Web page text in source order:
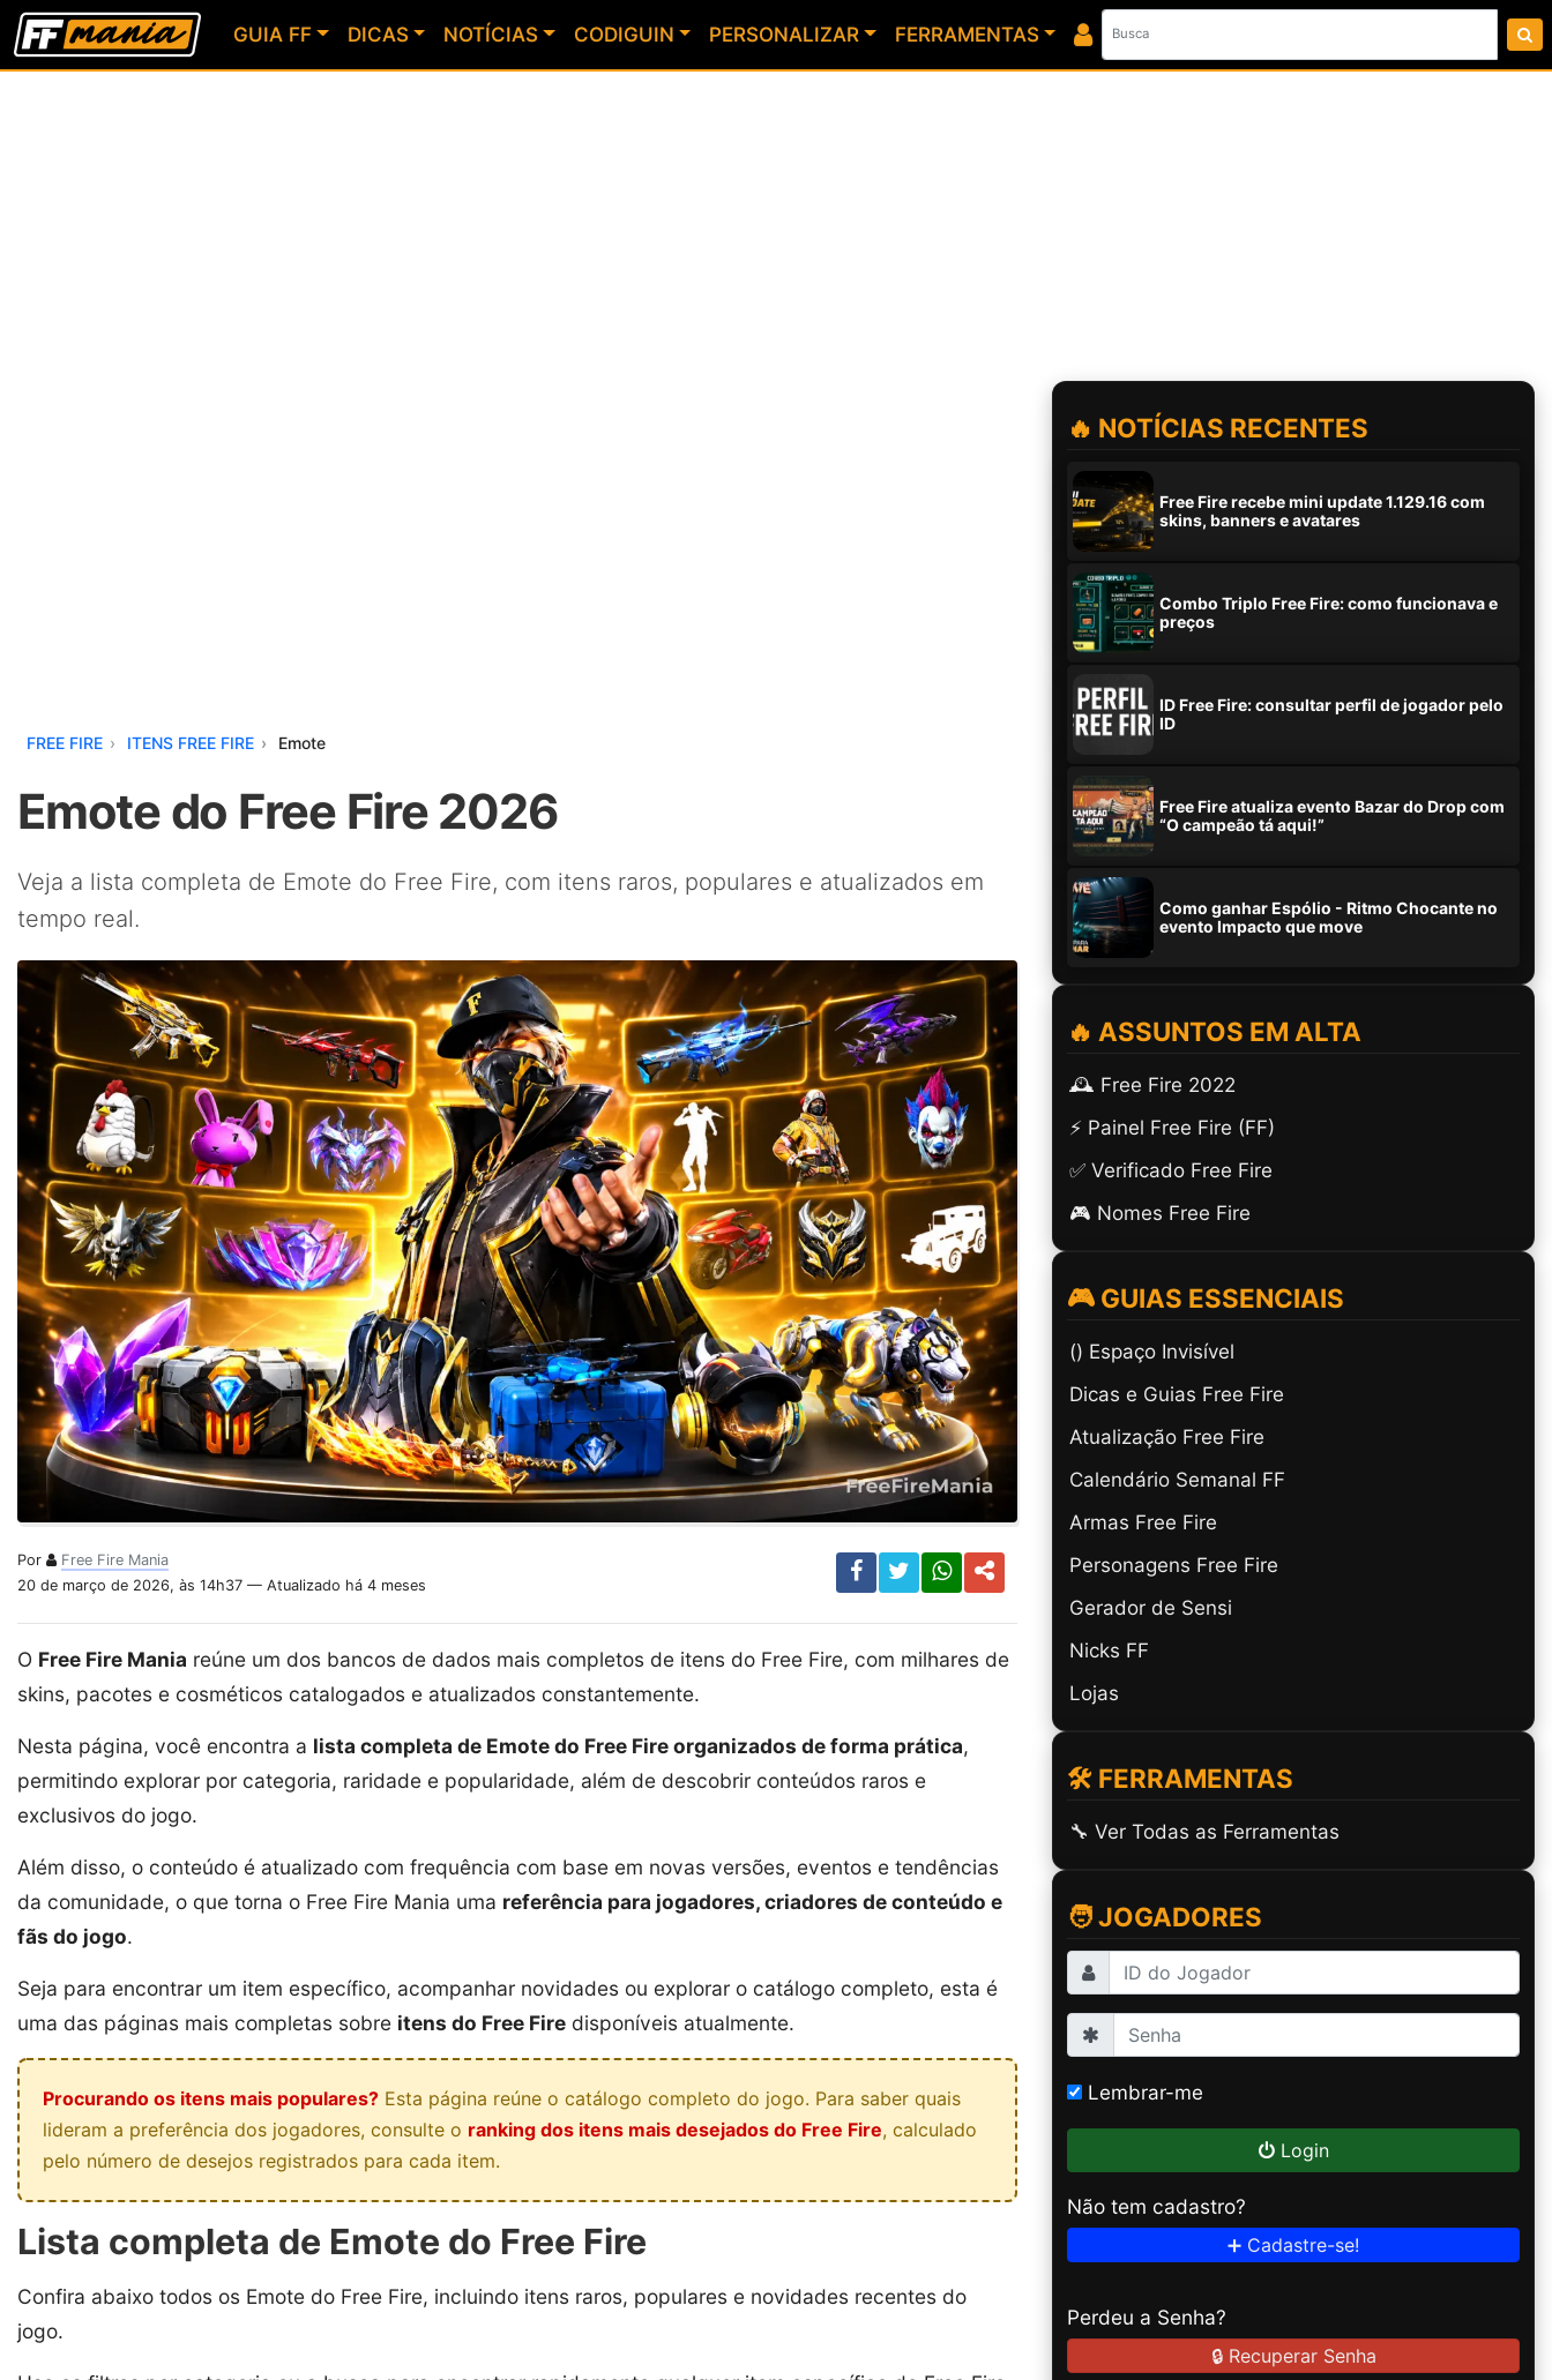
GUIA FF DICAS NOTÍCIAS CODIGUIN PERSONALIZAR FERRAMENTAS
FREE FIRE ITENS FREE FIRE Emote
Emote do Free Fire 2026
Veja a lista completa de Emote do Free Fire, com itens raros, populares e atualizados em
tempo real.
Por
Free Fire Mania
20 de março de 2026, às 14h37 — Atualizado há 4 meses
O Free Fire Mania reúne um dos bancos de dados mais completos de itens do Free Fire, com milhares de
skins, pacotes e cosméticos catalogados e atualizados constantemente.
Nesta página, você encontra a lista completa de Emote do Free Fire organizados de forma prática,
permitindo explorar por categoria, raridade e popularidade, além de descobrir conteúdos raros e
exclusivos do jogo.
Além disso, o conteúdo é atualizado com frequência com base em novas versões, eventos e tendências
da comunidade, o que torna o Free Fire Mania uma referência para jogadores, criadores de conteúdo e
fãs do jogo.
Seja para encontrar um item específico, acompanhar novidades ou explorar o catálogo completo, esta é
uma das páginas mais completas sobre itens do Free Fire disponíveis atualmente.
Procurando os itens mais populares? Esta página reúne o catálogo completo do jogo. Para saber quais
lideram a preferência dos jogadores, consulte o ranking dos itens mais desejados do Free Fire, calculado
pelo número de desejos registrados para cada item.
Lista completa de Emote do Free Fire
Confira abaixo todos os Emote do Free Fire, incluindo itens raros, populares e novidades recentes do
jogo.
🔥 NOTÍCIAS RECENTES
Free Fire recebe mini update 1.129.16 com
skins, banners e avatares
Combo Triplo Free Fire: como funcionava e
preços
ID Free Fire: consultar perfil de jogador pelo
ID
Free Fire atualiza evento Bazar do Drop com
“O campeão tá aqui!”
Como ganhar Espólio - Ritmo Chocante no
evento Impacto que move
🔥 ASSUNTOS EM ALTA
🕰️ Free Fire 2022
⚡ Painel Free Fire (FF)
✅ Verificado Free Fire
🎮 Nomes Free Fire
🎮 GUIAS ESSENCIAIS
(ㅤ) Espaço Invisível
Dicas e Guias Free Fire
Atualização Free Fire
Calendário Semanal FF
Armas Free Fire
Personagens Free Fire
Gerador de Sensi
Nicks FF
Lojas
🛠️ FERRAMENTAS
🔧 Ver Todas as Ferramentas
🧑 JOGADORES
Lembrar-me
Login
Não tem cadastro?
➕ Cadastre-se!
Perdeu a Senha?
🔒 Recuperar Senha